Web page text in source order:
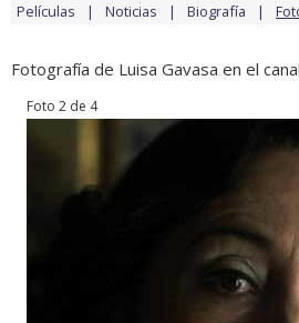
Películas Noticias Biografía
Fotografía de Luisa Gavasa en el
Foto 2 de 4